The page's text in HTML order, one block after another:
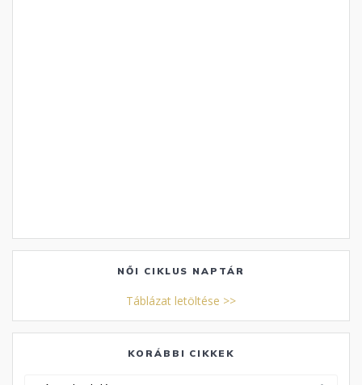
NŐI CIKLUS NAPTÁR
Táblázat letöltése >>
KORÁBBI CIKKEK